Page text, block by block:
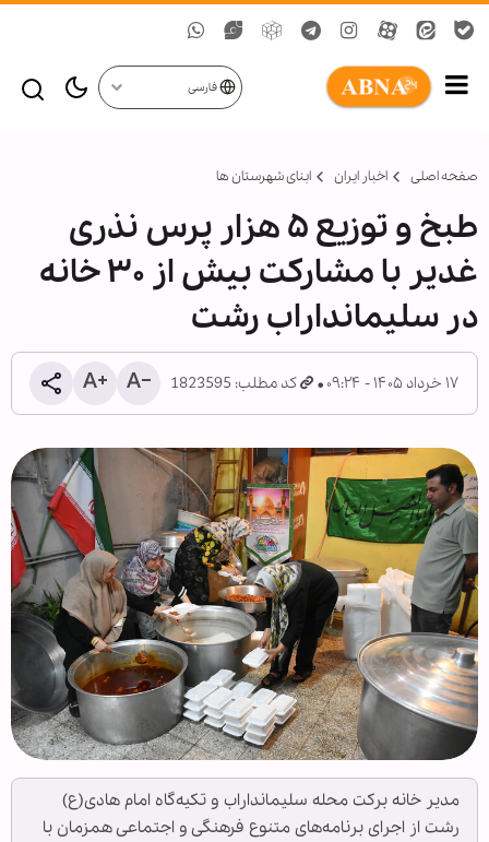
فارسی
صفحه اصلی اخبار ایران ابنای شهرستان ها
طبخ و توزیع ۵ هزار پرس نذری
غدیر با مشارکت بیش از ۳۰ خانه
در سلیمانداراب رشت
۱۷ خرداد ۱۴۰۵ - ۰۹:۲۴ کد مطلب: 1823595
مدیر خانه برکت محله سلیمانداراب و تکیه‌گاه امام هادی(ع)
رشت از اجرای برنامه‌های متنوع فرهنگی و اجتماعی همزمان با